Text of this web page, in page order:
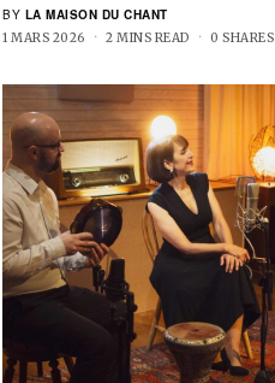
BY LA MAISON DU CHANT
1 MARS 2026 2 MINS READ 0 SHARES